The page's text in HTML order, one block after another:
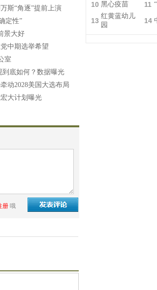
斯“角逐”提前上演
定性”
景大好
中期选举希望
室
到底如何？数据曝光
动2028美国大选布局
大计划曝光
册 哦
10 黑心疫苗 11
13
红黄蓝幼儿
园
14